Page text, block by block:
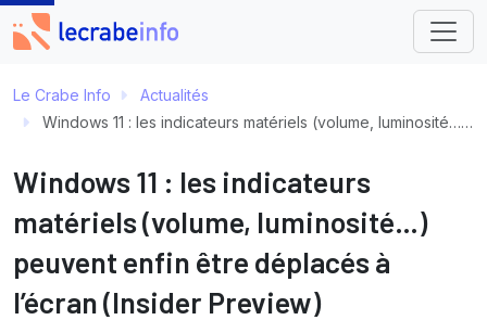
Le Crabe Info
Actualités
Windows 11 : les indicateurs matériels (volume, luminosité…) peuvent enfin être déplacés à l’écran (Insider Preview)
Windows 11 : les indicateurs
matériels (volume, luminosité…)
peuvent enfin être déplacés à
l’écran (Insider Preview)